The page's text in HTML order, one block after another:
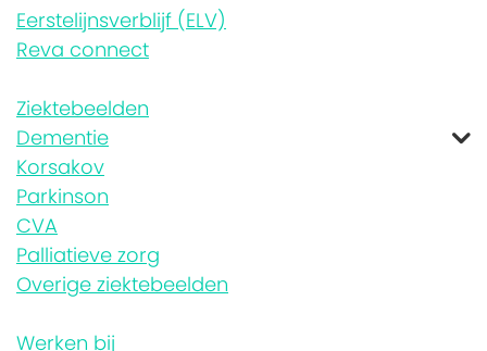
Eerstelijnsverblijf (ELV)
Reva connect
Ziektebeelden
Dementie
Korsakov
Parkinson
CVA
Palliatieve zorg
Overige ziektebeelden
Werken bij